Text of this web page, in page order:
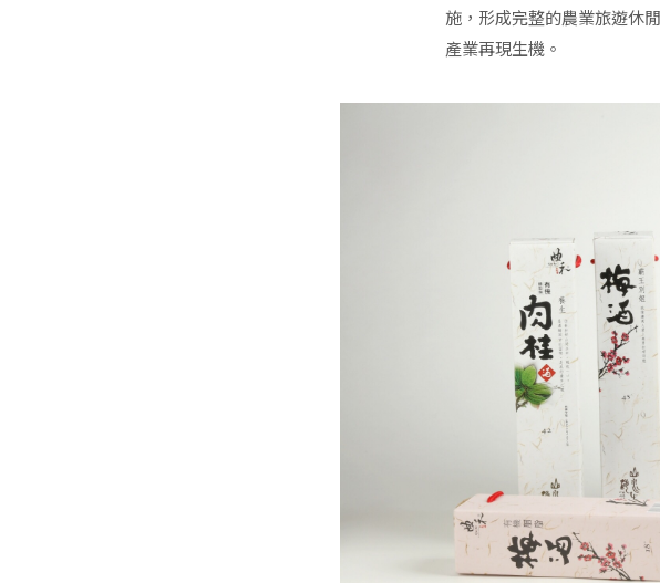
施，形成完整的農業旅遊休
產業再現生機。